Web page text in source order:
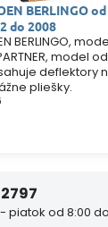
BERLINGO
do 2008
BERLINGO,
model
deflektory
pliešky.
piatok od 8:00 do